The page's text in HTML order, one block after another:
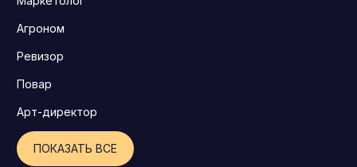
Агроном
Ревизор
Повар
Арт-директор
ПОКАЗАТЬ ВСЕ